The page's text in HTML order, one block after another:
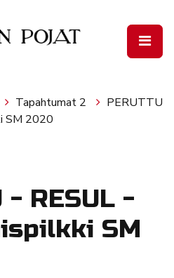
Tapahtumat 2
PERUTTU
SM 2020
- RESUL -
SM